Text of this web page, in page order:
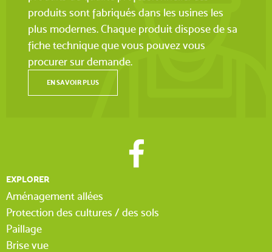
produits sont fabriqués dans les usines les
plus modernes. Chaque produit dispose de sa
fiche technique que vous pouvez vous
procurer sur demande.
EN SAVOIR PLUS
EXPLORER
Aménagement allées
Protection des cultures / des sols
Paillage
Brise vue